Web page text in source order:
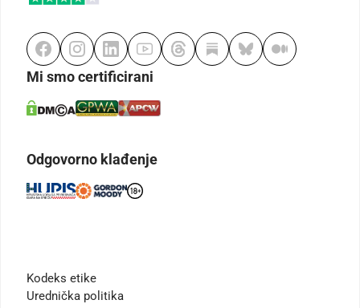
Mi smo certificirani
Odgovorno klađenje
Kodeks etike
Urednička politika